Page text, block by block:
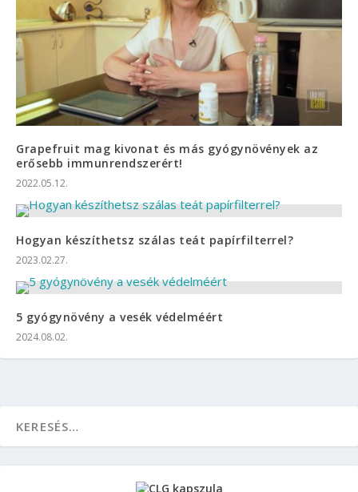
Grapefruit mag kivonat és más gyógynövények az
erősebb immunrendszerért!
2022.05.12.
Hogyan készíthetsz szálas teát papírfilterrel?
2023.02.27.
5 gyógynövény a vesék védelméért
2024.08.02.